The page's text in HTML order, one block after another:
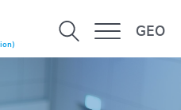
GEO